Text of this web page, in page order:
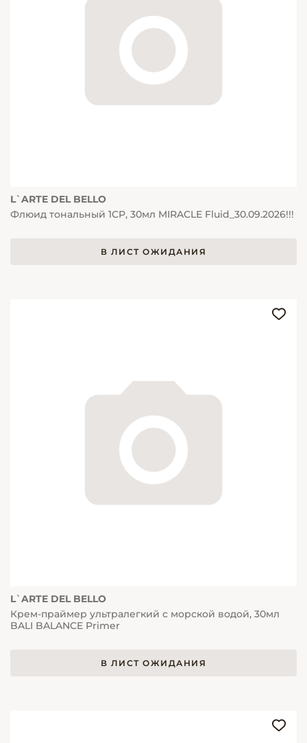
L`ARTE DEL BELLO
Флюид тональный 1CP, 30мл MIRACLE Fluid_30.09.2026!!!
В ЛИСТ ОЖИДАНИЯ
L`ARTE DEL BELLO
Крем-праймер ультралегкий с морской водой, 30мл
BALI BALANCE Primer
В ЛИСТ ОЖИДАНИЯ